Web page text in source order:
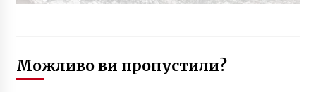
Можливо ви пропустили?